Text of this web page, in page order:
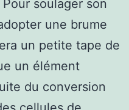
soulager son
une brume
un petite tape de
un élément
du conversion